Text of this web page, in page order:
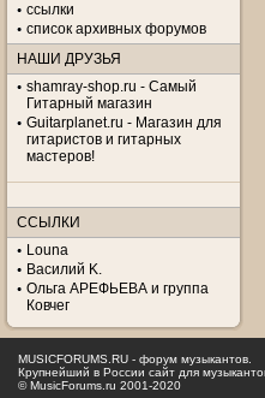
ссылки
список архивных форумов
НАШИ ДРУЗЬЯ
shamray-shop.ru - Самый
Гитарный магазин
Guitarplanet.ru - Магазин для
гитаристов и гитарных
мастеров!
ССЫЛКИ
Louna
Василий K.
Ольга АРЕФЬЕВА и группа
Ковчег
MUSICFORUMS.RU - форум музыкантов.
Крупнейший в России сайт для
© MusicForums.ru 2001-2020